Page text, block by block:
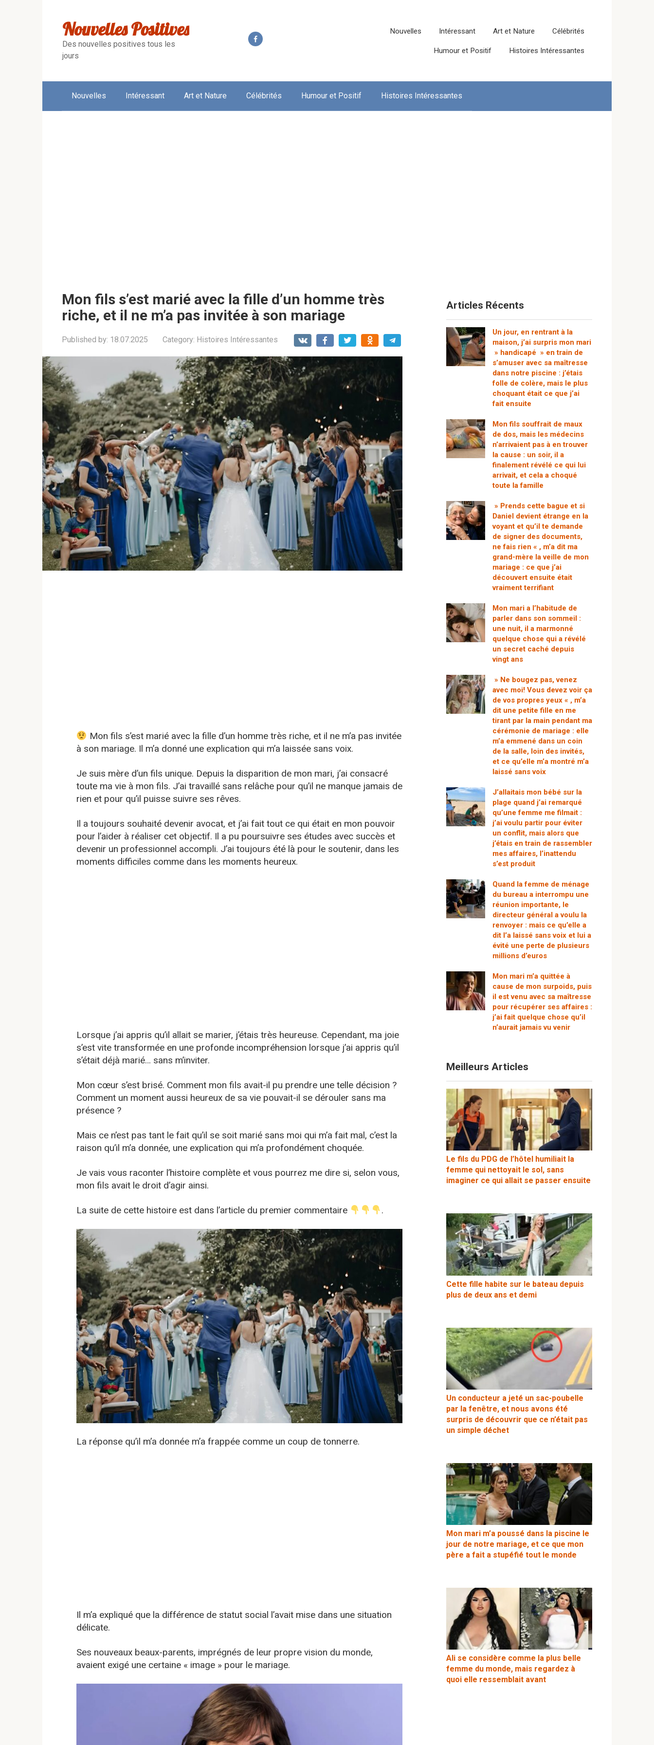
Nouvelles Positives
Des nouvelles positives tous les
jours
Nouvelles Intéressant Art et Nature Célébrités
Humour et Positif Histoires Intéressantes
Nouvelles Intéressant Art et Nature Célébrités Humour et Positif Histoires Intéressantes
Mon fils s’est marié avec la fille d’un homme très
riche, et il ne m’a pas invitée à son mariage
Published by: 18.07.2025 Category: Histoires Intéressantes
Mon fils s’est marié avec la fille d’un homme très riche, et il ne m’a pas invitée
à son mariage. Il m’a donné une explication qui m’a laissée sans voix.
Je suis mère d’un fils unique. Depuis la disparition de mon mari, j’ai consacré
toute ma vie à mon fils. J’ai travaillé sans relâche pour qu’il ne manque jamais de
rien et pour qu’il puisse suivre ses rêves.
Il a toujours souhaité devenir avocat, et j’ai fait tout ce qui était en mon pouvoir
pour l’aider à réaliser cet objectif. Il a pu poursuivre ses études avec succès et
devenir un professionnel accompli. J’ai toujours été là pour le soutenir, dans les
moments difficiles comme dans les moments heureux.
Lorsque j’ai appris qu’il allait se marier, j’étais très heureuse. Cependant, ma joie
s’est vite transformée en une profonde incompréhension lorsque j’ai appris qu’il
s’était déjà marié… sans m’inviter.
Mon cœur s’est brisé. Comment mon fils avait-il pu prendre une telle décision ?
Comment un moment aussi heureux de sa vie pouvait-il se dérouler sans ma
présence ?
Mais ce n’est pas tant le fait qu’il se soit marié sans moi qui m’a fait mal, c’est la
raison qu’il m’a donnée, une explication qui m’a profondément choquée.
Je vais vous raconter l’histoire complète et vous pourrez me dire si, selon vous,
mon fils avait le droit d’agir ainsi.
La suite de cette histoire est dans l’article du premier commentaire .
La réponse qu’il m’a donnée m’a frappée comme un coup de tonnerre.
Il m’a expliqué que la différence de statut social l’avait mise dans une situation
délicate.
Ses nouveaux beaux-parents, imprégnés de leur propre vision du monde,
avaient exigé une certaine « image » pour le mariage.
Articles Récents
Un jour, en rentrant à la
maison, j’ai surpris mon mari
» handicapé » en train de
s’amuser avec sa maîtresse
dans notre piscine : j’étais
folle de colère, mais le plus
choquant était ce que j’ai
fait ensuite
Mon fils souffrait de maux
de dos, mais les médecins
n’arrivaient pas à en trouver
la cause : un soir, il a
finalement révélé ce qui lui
arrivait, et cela a choqué
toute la famille
» Prends cette bague et si
Daniel devient étrange en la
voyant et qu’il te demande
de signer des documents,
ne fais rien « , m’a dit ma
grand-mère la veille de mon
mariage : ce que j’ai
découvert ensuite était
vraiment terrifiant
Mon mari a l’habitude de
parler dans son sommeil :
une nuit, il a marmonné
quelque chose qui a révélé
un secret caché depuis
vingt ans
» Ne bougez pas, venez
avec moi! Vous devez voir ça
de vos propres yeux « , m’a
dit une petite fille en me
tirant par la main pendant ma
cérémonie de mariage : elle
m’a emmené dans un coin
de la salle, loin des invités,
et ce qu’elle m’a montré m’a
laissé sans voix
J’allaitais mon bébé sur la
plage quand j’ai remarqué
qu’une femme me filmait :
j’ai voulu partir pour éviter
un conflit, mais alors que
j’étais en train de rassembler
mes affaires, l’inattendu
s’est produit
Quand la femme de ménage
du bureau a interrompu une
réunion importante, le
directeur général a voulu la
renvoyer : mais ce qu’elle a
dit l’a laissé sans voix et lui a
évité une perte de plusieurs
millions d’euros
Mon mari m’a quittée à
cause de mon surpoids, puis
il est venu avec sa maîtresse
pour récupérer ses affaires :
j’ai fait quelque chose qu’il
n’aurait jamais vu venir
Meilleurs Articles
Le fils du PDG de l’hôtel humiliait la
femme qui nettoyait le sol, sans
imaginer ce qui allait se passer ensuite
Cette fille habite sur le bateau depuis
plus de deux ans et demi
Un conducteur a jeté un sac-poubelle
par la fenêtre, et nous avons été
surpris de découvrir que ce n’était pas
un simple déchet
Mon mari m’a poussé dans la piscine le
jour de notre mariage, et ce que mon
père a fait a stupéfié tout le monde
Ali se considère comme la plus belle
femme du monde, mais regardez à
quoi elle ressemblait avant